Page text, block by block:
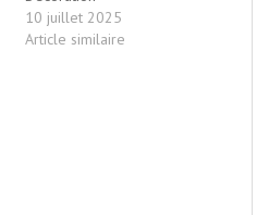
10 juillet 2025
Article similaire